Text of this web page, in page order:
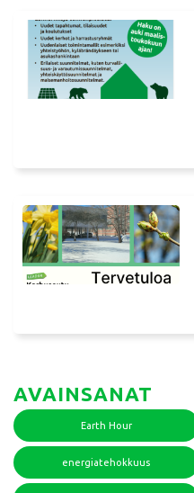
AVAINSANAT
Earth Hour
energiatehokkuus